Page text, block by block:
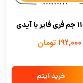
192,000 تومان
خرید آیتم